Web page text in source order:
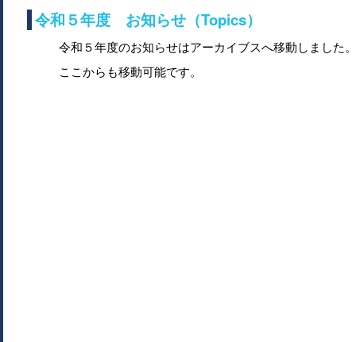
令和５年度 お知らせ（Topics）
令和５年度のお知らせはアーカイブスへ移動しました。
ここからも移動可能です。